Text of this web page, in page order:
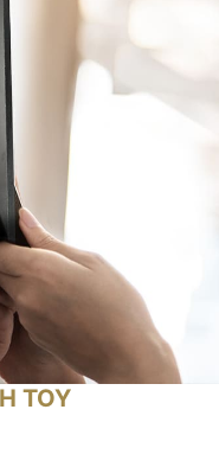
ΤΟΥ